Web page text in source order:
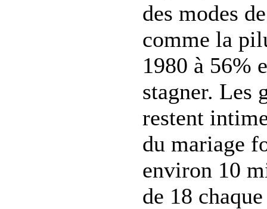
des modes
comme la
1980 à 56%
stagner. Les
restent
du mariage
environ 10
de 18